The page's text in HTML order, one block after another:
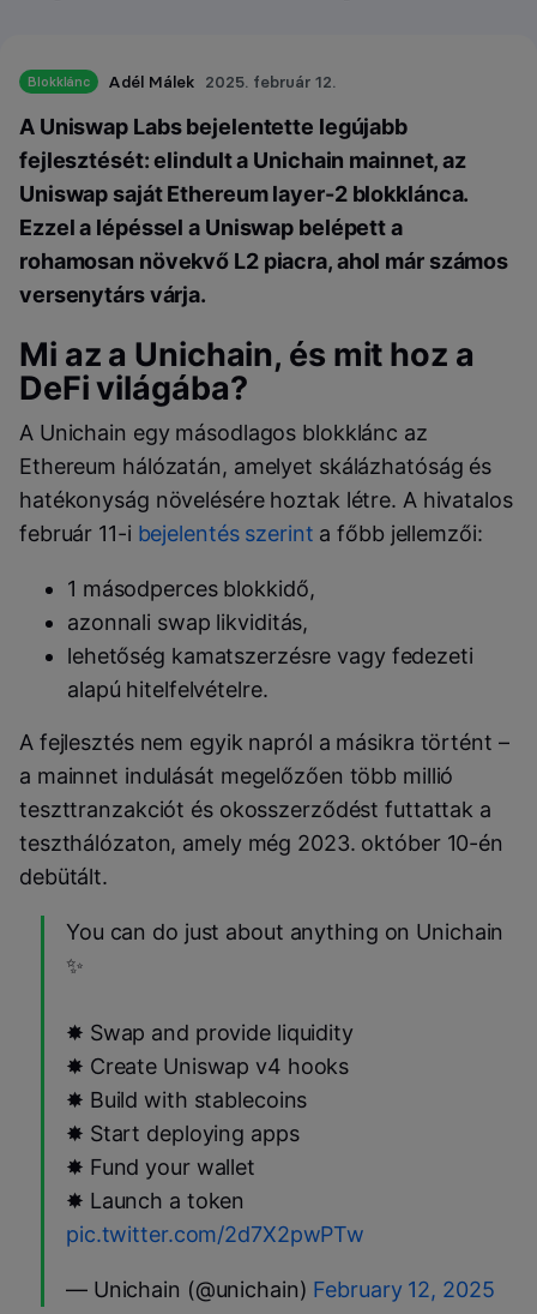
Blokklánc Adél Málek 2025. február 12.
A Uniswap Labs bejelentette legújabb
fejlesztését: elindult a Unichain mainnet, az
Uniswap saját Ethereum layer-2 blokklánca.
Ezzel a lépéssel a Uniswap belépett a
rohamosan növekvő L2 piacra, ahol már számos
versenytárs várja.
Mi az a Unichain, és mit hoz a
DeFi világába?
A Unichain egy másodlagos blokklánc az
Ethereum hálózatán, amelyet skálázhatóság és
hatékonyság növelésére hoztak létre. A hivatalos
február 11-i bejelentés szerint a főbb jellemzői:
1 másodperces blokkidő,
azonnali swap likviditás,
lehetőség kamatszerzésre vagy fedezeti
alapú hitelfelvételre.
A fejlesztés nem egyik napról a másikra történt –
a mainnet indulását megelőzően több millió
teszttranzakciót és okosszerződést futtattak a
teszthálózaton, amely még 2023. október 10-én
debütált.
You can do just about anything on Unichain
✨
✸ Swap and provide liquidity
✸ Create Uniswap v4 hooks
✸ Build with stablecoins
✸ Start deploying apps
✸ Fund your wallet
✸ Launch a token
pic.twitter.com/2d7X2pwPTw
— Unichain (@unichain) February 12, 2025